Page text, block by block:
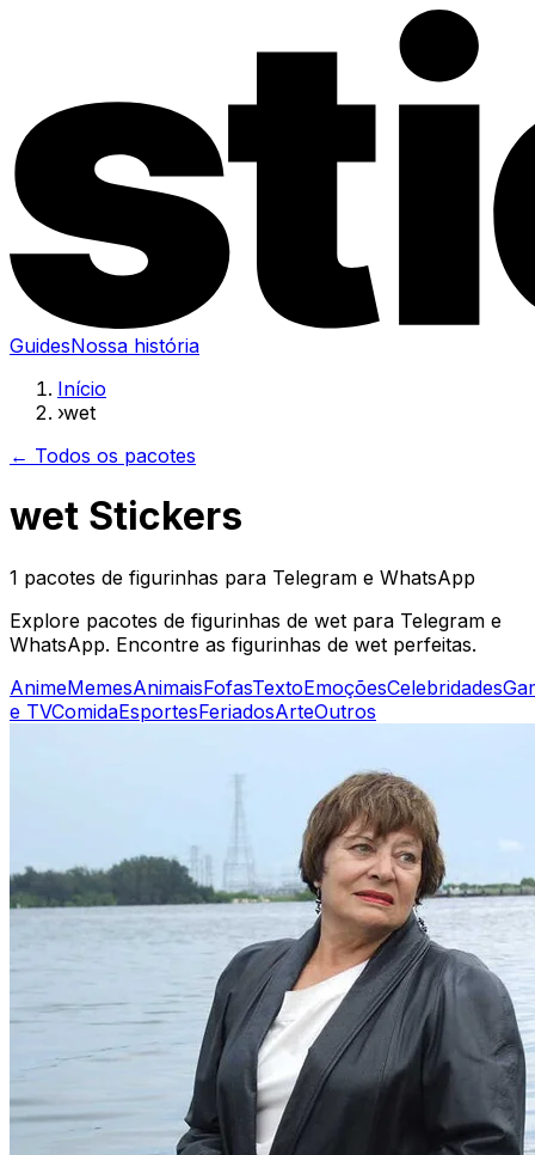
GuidesNossa história
Início
›wet
← Todos os pacotes
wet Stickers
1 pacotes de figurinhas para Telegram e WhatsApp
Explore pacotes de figurinhas de wet para Telegram e
WhatsApp. Encontre as figurinhas de wet perfeitas.
AnimeMemesAnimaisFofasTextoEmoçõesCelebridades
e TVComidaEsportesFeriadosArteOutros